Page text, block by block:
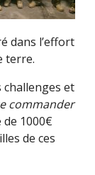
dans l’effort
terre.
et
commander
1000€
de ces